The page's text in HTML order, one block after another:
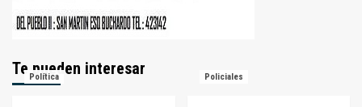
Te pueden interesar
Política Policiales